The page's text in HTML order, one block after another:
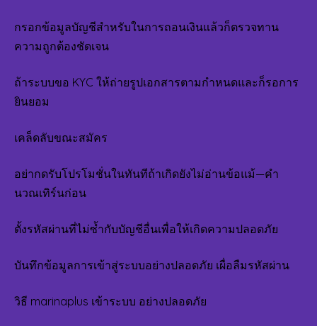
กรอกข้อมูลบัญชีสำหรับในการถอนเงินแล้วก็ตรวจทาน
ความถูกต้องชัดเจน
ถ้าระบบขอ KYC ให้ถ่ายรูปเอกสารตามกำหนดและก็รอการ
ยินยอม
เคล็ดลับขณะสมัคร
อย่ากดรับโปรโมชั่นในทันทีถ้าเกิดยังไม่อ่านข้อแม้—คำ
นวณเทิร์นก่อน
ตั้งรหัสผ่านที่ไม่ซ้ำกับบัญชีอื่นเพื่อให้เกิดความปลอดภัย
บันทึกข้อมูลการเข้าสู่ระบบอย่างปลอดภัย เผื่อลืมรหัสผ่าน
วิธี marinaplus เข้าระบบ อย่างปลอดภัย